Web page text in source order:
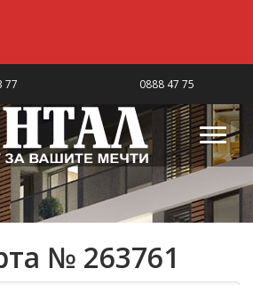
77 0888 47 75
№ 263761